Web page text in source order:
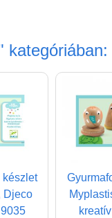
kategóriában:
készlet
Djeco